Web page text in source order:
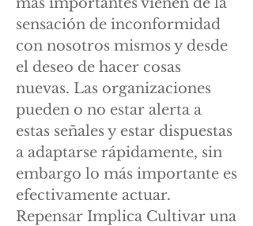
sensación de inconformidad
con nosotros mismos y desde
el deseo de hacer cosas
nuevas. Las organizaciones
pueden o no estar alerta a
estas señales y estar dispuestas
a adaptarse rápidamente, sin
embargo lo más importante es
efectivamente actuar.
Repensar Implica Cultivar una